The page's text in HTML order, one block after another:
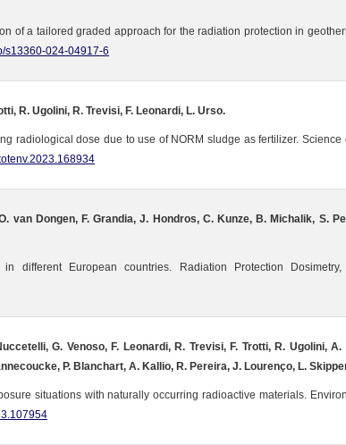
of a tailored graded approach for the radiation protection in
s13360-024-04917-6
R. Ugolini, R. Trevisi, F. Leonardi, L. Urso.
radiological dose due to use of NORM sludge as fertilizer. Science
van Dongen, F. Grandia, J. Hondros, C. Kunze, B. Michalik, S.
different European countries. Radiation Protection
G. Venoso, F. Leonardi, R. Trevisi, F. Trotti, R. Ugolini,
P. Blanchart, A. Kallio, R. Pereira, J. Lourenço, L.
situations with naturally occurring radioactive materials.